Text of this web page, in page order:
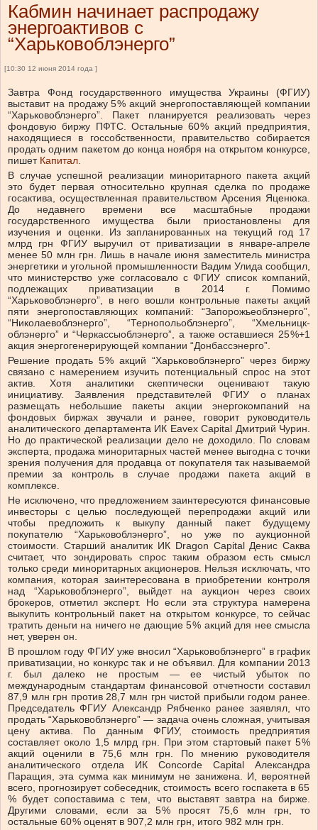
Кабмин начинает распродажу
энергоактивов с
“Харьковоблэнерго”
[10:30 12 июня 2014 года ]
Завтра Фонд государственного имущества Украины (ФГИУ)
выставит на продажу 5 % акций энергопоставляющей компании
“Харьковоблэнерго”. Пакет планируется реализовать через
фондовую биржу ПФТС. Остальные 60 % акций предприятия,
находящиеся в госсобственности, правительство собирается
продать одним пакетом до конца ноября на открытом конкурсе,
пишет Капитал.
В случае успешной реализации миноритарного пакета акций
это будет первая относительно крупная сделка по продаже
госактива, осуществленная правительством Арсения Яценюка.
До недавнего времени все масштабные продажи
государственного имущества были приостановлены для
изучения и оценки. Из запланированных на текущий год 17
млрд грн ФГИУ выручил от приватизации в январе-апреле
менее 50 млн грн. Лишь в начале июня заместитель министра
энергетики и угольной промышленности Вадим Улида сообщил,
что министерство уже согласовало с ФГИУ список компаний,
подлежащих приватизации в 2014 г. Помимо
“Харьковоблэнерго”, в него вошли контрольные пакеты акций
пяти энергопоставляющих компаний: “Запорожьеоблэнерго”,
“Николаевобл­энерго”, “Тернопольоблэнерго”, “Хмельницк­
облэнерго” и “Черкассыоблэнерго”, а также оставшиеся 25 %+1
акция энергогенерирующей компании “Донбассэнерго”.
Решение продать 5 % акций “Харьков­облэнерго” через биржу
связано с намерением изучить потенциальный спрос на этот
актив. Хотя аналитики скептически оценивают такую
инициативу. Заявления представителей ФГИУ о планах
размещать небольшие пакеты акции энергокомпаний на
фондовых биржах звучали и ранее, говорит руководитель
аналитического департамента ИК Eavex Capital Дмитрий Чурин.
Но до практической реализации дело не доходило. По словам
эксперта, продажа миноритарных частей менее выгодна с точки
зрения получения для продавца от покупателя так называемой
премии за контроль в случае продажи пакета акций в
комплексе.
Не исключено, что предложением заинтересуются финансовые
инвесторы с целью последующей перепродажи акций или
чтобы предложить к выкупу данный пакет будущему
покупателю “Харьковоблэнерго”, но уже по аукционной
стоимости. Старший аналитик ИК Dragon Capital Денис Саква
считает, что зондировать спрос таким образом есть смысл
только среди миноритарных акционеров. Нельзя исключать, что
компания, которая заинтересована в приобретении контроля
над “Харьковоблэнерго”, выйдет на аукцион через своих
брокеров, отметил эксперт. Но если эта структура намерена
выкупить контрольный пакет на открытом конкурсе, то сейчас
тратить деньги на ничего не дающие 5 % акций для нее смысла
нет, уверен он.
В прошлом году ФГИУ уже вносил “Харьковоблэнерго” в график
приватизации, но конкурс так и не объявил. Для компании 2013
г. был далеко не простым — ее чистый убыток по
международным стандартам финансовой отчетности составил
87,9 млн грн против 28,7 млн грн чистой прибыли годом ранее.
Председатель ФГИУ Александр Рябченко ранее заявлял, что
продать “Харьковоблэнерго” — задача очень сложная, учитывая
цену актива. По данным ФГИУ, стоимость предприятия
составляет около 1,5 млрд грн. При этом стартовый пакет 5 %
акций оценили в 75,6 млн грн. По мнению руководителя
аналитического отдела ИК Concorde Capital Александра
Паращия, эта сумма как минимум не занижена. И, вероятней
всего, прогнозирует собеседник, стоимость всего госпакета в 65
% будет сопоставима с тем, что выставят завтра на бирже.
Другими словами, если за 5 % просят 75,6 млн грн, то
остальные 60 % оценят в 907,2 млн грн, итого 982 млн грн.